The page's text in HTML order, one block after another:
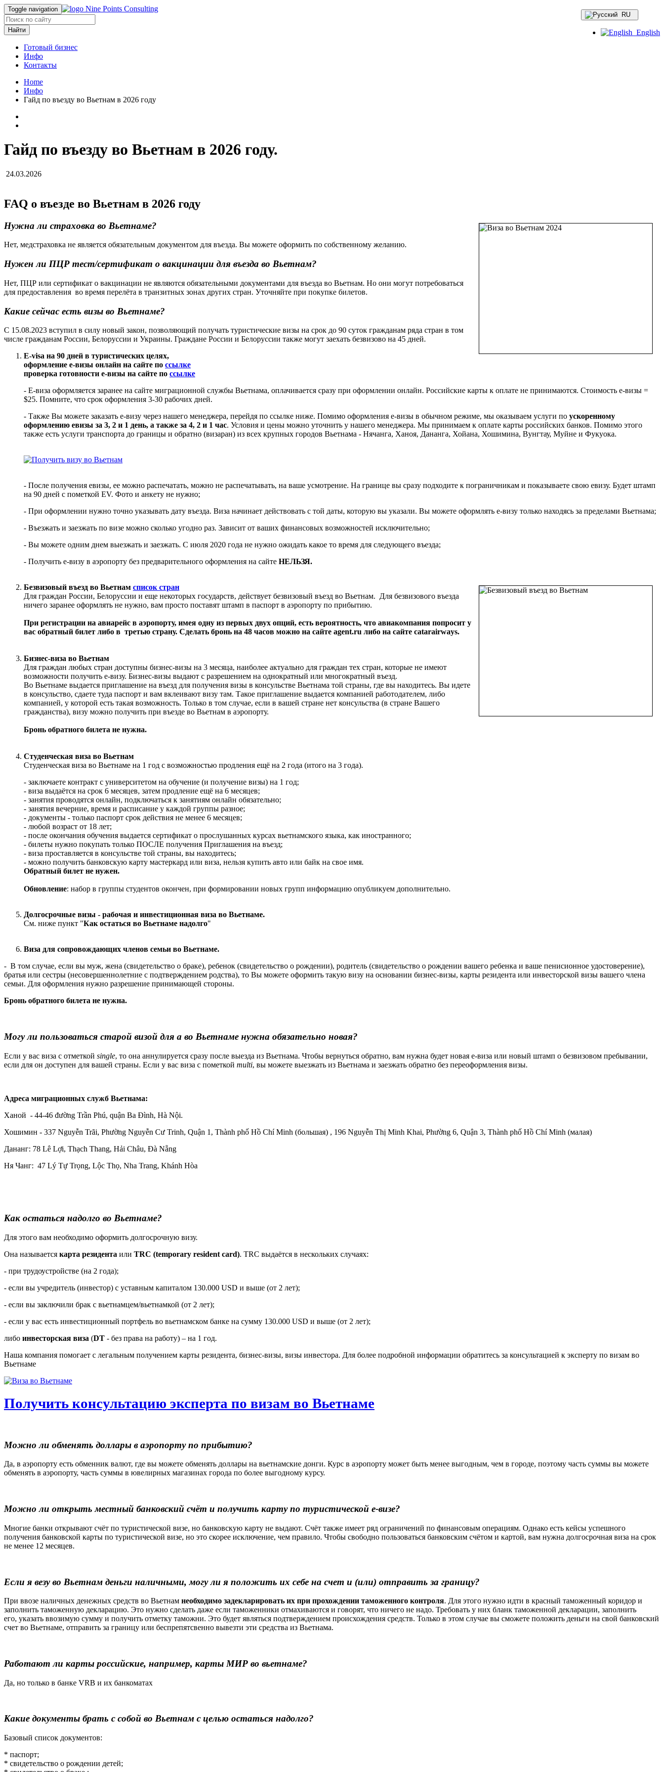
Toggle navigation
RU
English
Найти
Готовый бизнес
Инфо
Контакты
Home
Инфо
Гайд по въезду во Вьетнам в 2026 году
Гайд по въезду во Вьетнам в 2026 году.
24.03.2026
FAQ о въезде во Вьетнам в 2026 году
Нужна ли страховка во Вьетнаме?
Нет, медстраховка не является обязательным документом для въезда. Вы можете оформить по собственному желанию.
Нужен ли ПЦР тест/сертификат о вакцинации для въезда во Вьетнам?
Нет, ПЦР или сертификат о вакцинации не являются обязательными документами для въезда во Вьетнам. Но они могут потребоваться
для предоставления во время перелёта в транзитных зонах других стран. Уточняйте при покупке билетов.
Какие сейчас есть визы во Вьетнаме?
С 15.08.2023 вступил в силу новый закон, позволяющий получать туристические визы на срок до 90 суток гражданам ряда стран в том
числе гражданам России, Белоруссии и Украины. Граждане России и Белоруссии также могут заехать безвизово на 45 дней.
Е-visa на 90 дней в туристических целях,
оформление е-визы онлайн на сайте по ссылке
проверка готовности е-визы на сайте по ссылке
- Е-виза оформляется заранее на сайте миграционной службы Вьетнама, оплачивается сразу при оформлении онлайн. Российские карты к оплате не принимаются. Стоимость е-визы =
$25. Помните, что срок оформления 3-30 рабочих дней.
- Также Вы можете заказать е-визу через нашего менеджера, перейдя по ссылке ниже. Помимо оформления е-визы в обычном режиме, мы оказываем услуги по ускоренному
оформлению евизы за 3, 2 и 1 день, а также за 4, 2 и 1 час. Условия и цены можно уточнить у нашего менеджера. Мы принимаем к оплате карты российских банков. Помимо этого
также есть услуги транспорта до границы и обратно (визаран) из всех крупных городов Вьетнама - Нячанга, Ханоя, Дананга, Хойана, Хошимина, Вунгтау, Муйне и Фукуока.
- После получения евизы, ее можно распечатать, можно не распечатывать, на ваше усмотрение. На границе вы сразу подходите к пограничникам и показываете свою евизу. Будет штамп
на 90 дней с пометкой EV. Фото и анкету не нужно;
- При оформлении нужно точно указывать дату въезда. Виза начинает действовать с той даты, которую вы указали. Вы можете оформлять е-визу только находясь за пределами Вьетнама;
- Въезжать и заезжать по визе можно сколько угодно раз. Зависит от ваших финансовых возможностей исключительно;
- Вы можете одним днем выезжать и заезжать. С июля 2020 года не нужно ожидать какое то время для следующего въезда;
- Получить е-визу в аэропорту без предварительного оформления на сайте НЕЛЬЗЯ.
Безвизовый въезд во Вьетнам список стран
Для граждан России, Белоруссии и еще некоторых государств, действует безвизовый въезд во Вьетнам. Для безвизового въезда
ничего заранее оформлять не нужно, вам просто поставят штамп в паспорт в аэропорту по прибытию.
При регистрации на авиарейс в аэропорту, имея одну из первых двух опций, есть вероятность, что авиакомпания попросит у
вас обратный билет либо в третью страну. Сделать бронь на 48 часов можно на сайте agent.ru либо на сайте catarairways.
Бизнес-виза во Вьетнам
Для граждан любых стран доступны бизнес-визы на 3 месяца, наиболее актуально для граждан тех стран, которые не имеют
возможности получить е-визу. Бизнес-визы выдают с разрешением на однократный или многократный въезд.
Во Вьетнаме выдается приглашение на въезд для получения визы в консульстве Вьетнама той страны, где вы находитесь. Вы идете
в консульство, сдаете туда паспорт и вам вклеивают визу там. Такое приглашение выдается компанией работодателем, либо
компанией, у которой есть такая возможность. Только в том случае, если в вашей стране нет консульства (в стране Вашего
гражданства), визу можно получить при въезде во Вьетнам в аэропорту.
Бронь обратного билета не нужна.
Студенческая виза во Вьетнам
Студенческая виза во Вьетнаме на 1 год с возможностью продления ещё на 2 года (итого на 3 года).
- заключаете контракт с университетом на обучение (и получение визы) на 1 год;
- виза выдаётся на срок 6 месяцев, затем продление ещё на 6 месяцев;
- занятия проводятся онлайн, подключаться к занятиям онлайн обязательно;
- занятия вечерние, время и расписание у каждой группы разное;
- документы - только паспорт срок действия не менее 6 месяцев;
- любой возраст от 18 лет;
- после окончания обучения выдается сертификат о прослушанных курсах вьетнамского языка, как иностранного;
- билеты нужно покупать только ПОСЛЕ получения Приглашения на въезд;
- виза проставляется в консульстве той страны, вы находитесь;
- можно получить банковскую карту мастеркард или виза, нельзя купить авто или байк на свое имя.
Обратный билет не нужен.
Обновление: набор в группы студентов окончен, при формировании новых групп информацию опубликуем дополнительно.
Долгосрочные визы - рабочая и инвестиционная виза во Вьетнаме.
См. ниже пункт "Как остаться во Вьетнаме надолго"
Виза для сопровождающих членов семьи во Вьетнаме.
- В том случае, если вы муж, жена (свидетельство о браке), ребенок (свидетельство о рождении), родитель (свидетельство о рождении вашего ребенка и ваше пенисионное удостоверение),
братья или сестры (несовершеннолетние с подтверждением родства), то Вы можете оформить такую визу на основании бизнес-визы, карты резидента или инвесторской визы вашего члена
семьи. Для оформления нужно разрешение принимающей стороны.
Бронь обратного билета не нужна.
Могу ли пользоваться старой визой для а во Вьетнаме нужна обязательно новая?
Если у вас виза с отметкой single, то она аннулируется сразу после выезда из Вьетнама. Чтобы вернуться обратно, вам нужна будет новая е-виза или новый штамп о безвизовом пребывании,
если для он доступен для вашей страны. Если у вас виза с пометкой multi, вы можете выезжать из Вьетнама и заезжать обратно без переоформления визы.
Адреса миграционных служб Вьетнама:
Ханой - 44-46 đường Trần Phú, quận Ba Đình, Hà Nội.
Хошимин - 337 Nguyễn Trãi, Phường Nguyễn Cư Trinh, Quận 1, Thành phố Hồ Chí Minh (большая) , 196 Nguyễn Thị Minh Khai, Phường 6, Quận 3, Thành phố Hồ Chí Minh (малая)
Дананг: 78 Lê Lợi, Thạch Thang, Hải Châu, Đà Nẵng
Ня Чанг: 47 Lý Tự Trọng, Lộc Thọ, Nha Trang, Khánh Hòa
Как остаться надолго во Вьетнаме?
Для этого вам необходимо оформить долгосрочную визу.
Она называется карта резидента или TRC (temporary resident card). TRC выдаётся в нескольких случаях:
- при трудоустройстве (на 2 года);
- если вы учредитель (инвестор) с уставным капиталом 130.000 USD и выше (от 2 лет);
- если вы заключили брак с вьетнамцем/вьетнамкой (от 2 лет);
- если у вас есть инвестиционный портфель во вьетнамском банке на сумму 130.000 USD и выше (от 2 лет);
либо инвесторская виза (DT - без права на работу) – на 1 год.
Наша компания помогает с легальным получением карты резидента, бизнес-визы, визы инвестора. Для более подробной информации обратитесь за консультацией к эксперту по визам во
Вьетнаме
Получить консультацию эксперта по визам во Вьетнаме
Можно ли обменять доллары в аэропорту по прибытию?
Да, в аэропорту есть обменник валют, где вы можете обменять доллары на вьетнамские донги. Курс в аэропорту может быть менее выгодным, чем в городе, поэтому часть суммы вы можете
обменять в аэропорту, часть суммы в ювелирных магазинах города по более выгодному курсу.
Можно ли открыть местный банковский счёт и получить карту по туристической е-визе?
Многие банки открывают счёт по туристической визе, но банковскую карту не выдают. Счёт также имеет ряд ограничений по финансовым операциям. Однако есть кейсы успешного
получения банковской карты по туристической визе, но это скорее исключение, чем правило. Чтобы свободно пользоваться банковским счётом и картой, вам нужна долгосрочная виза на срок
не менее 12 месяцев.
Если я везу во Вьетнам деньги наличными, могу ли я положить их себе на счет и (или) отправить за границу?
При ввозе наличных денежных средств во Вьетнам необходимо задекларировать их при прохождении таможенного контроля. Для этого нужно идти в красный таможенный коридор и
заполнить таможенную декларацию. Это нужно сделать даже если таможенники отмахиваются и говорят, что ничего не надо. Требовать у них бланк таможенной декларации, заполнить
его, указать ввозимую сумму и получить отметку таможни. Это будет являться подтверждением происхождения средств. Только в этом случае вы сможете положить деньги на свой банковский
счет во Вьетнаме, отправить за границу или беспрепятсвенно вывезти эти средства из Вьетнама.
Работают ли карты российские, например, карты МИР во вьетнаме?
Да, но только в банке VRB и их банкоматах
Какие документы брать с собой во Вьетнам с целью остаться надолго?
Базовый список документов:
* паспорт;
* свидетельство о рождении детей;